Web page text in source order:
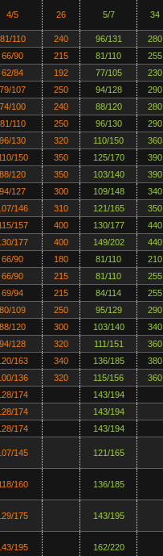
4/5 26 5/7 34
81/110 240 96/131
280
66/90 215 81/110
255
62/84 192 77/105 230
79/107 250 94/128
290
74/100 240 88/120
280
81/110 250 96/130
290
96/130 320 110/150
360
150 350 125/170
390
88/120 350 103/140
390
94/127 300 109/148 340
146 310 121/165
350
157 400 130/177
440
177 400 149/202
440
66/90 180 81/110
210
66/90 215 81/110
255
69/94 215 84/114
255
80/109 250 95/129 290
88/120 300 103/140
340
94/128 320 111/151
360
163 340 136/185
380
136 320 115/156 360
174
143/194
174
143/194
174
143/194
145 121/165
160 136/185
175 143/195
195 162/220